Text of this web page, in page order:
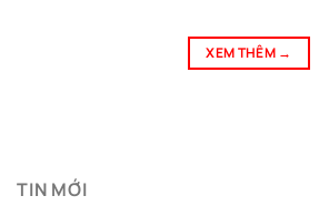
XEM THÊM →
TIN MỚI